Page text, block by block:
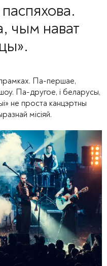
чым нават
Па-першае,
Па-другое, і беларусы,
не проста канцэртны
місіяй.